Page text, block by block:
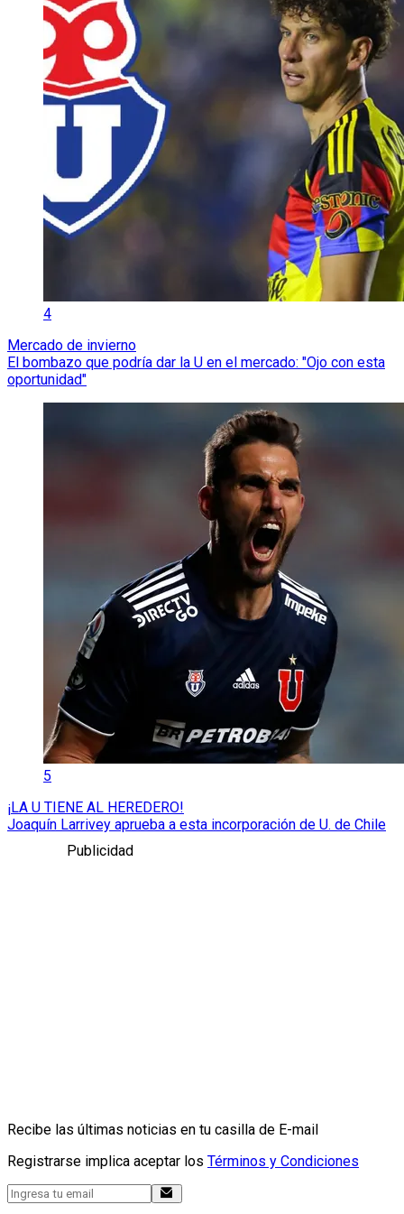
4
Mercado de invierno
El bombazo que podría dar la U en el mercado: "Ojo con esta
oportunidad"
5
¡LA U TIENE AL HEREDERO!
Joaquín Larrivey aprueba a esta incorporación de U. de Chile
Publicidad
Recibe las últimas noticias en tu casilla de E-mail
Registrarse implica aceptar los Términos y Condiciones